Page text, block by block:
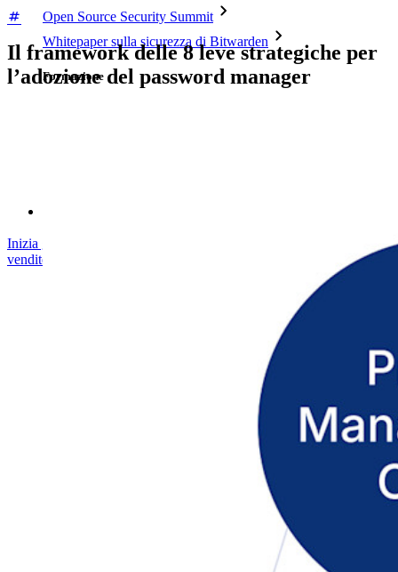
Open Source Security Summit
Whitepaper sulla sicurezza di Bitwarden
Formazione
Inizia gratis
vendite
Il framework delle 8 leve strategiche per
l’adozione del password manager